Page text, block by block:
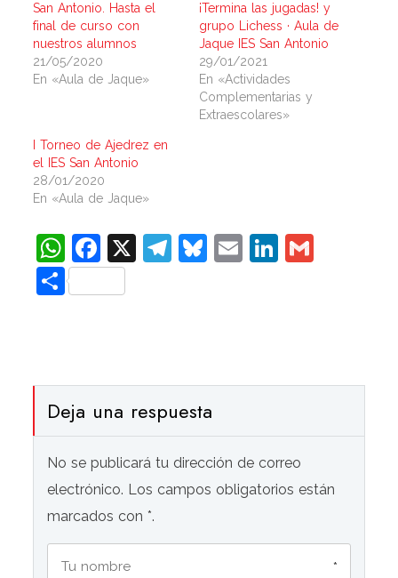
San Antonio. Hasta el
final de curso con
nuestros alumnos
21/05/2020
En «Aula de Jaque»
¡Termina las jugadas! y
grupo Lichess · Aula de
Jaque IES San Antonio
29/01/2021
En «Actividades
Complementarias y
Extraescolares»
I Torneo de Ajedrez en
el IES San Antonio
28/01/2020
En «Aula de Jaque»
WhatsApp
Facebook
X Telegram
Bluesky
EmailLinkedIn
Compartir
Deja una respuesta
No se publicará tu dirección de correo
electrónico. Los campos obligatorios están
marcados con *.
*